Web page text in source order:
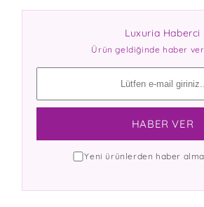
ARTIRIN
Luxuria Haberci
Ürün geldiğinde haber
HABER VER
Yeni ürünlerden haber